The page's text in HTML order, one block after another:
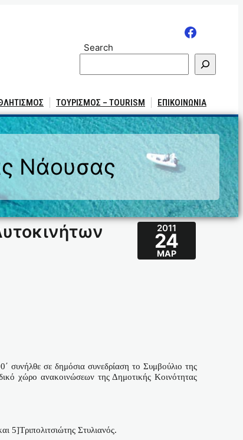
Search
ΤΟΥΡΙΣΜΟΣ – TOURISM ΕΠΙΚΟΙΝΩΝΙΑ
Νάουσας
2011
24
ΜΑΡ
συνήλθε σε δημόσια συνεδρίαση το Συμβούλιο της
χώρο ανακοινώσεων της Δημοτικής Κοινότητας
5]Τριπολιτσιώτης Στυλιανός.